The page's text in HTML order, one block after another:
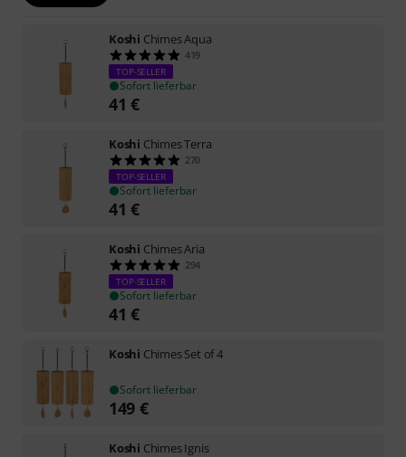
Koshi Chimes Aqua
419
TOP-SELLER
Sofort lieferbar
41 €
Koshi Chimes Terra
270
TOP-SELLER
Sofort lieferbar
41 €
Koshi Chimes Aria
294
TOP-SELLER
Sofort lieferbar
41 €
Koshi Chimes Set of 4
Sofort lieferbar
149 €
Koshi Chimes Ignis